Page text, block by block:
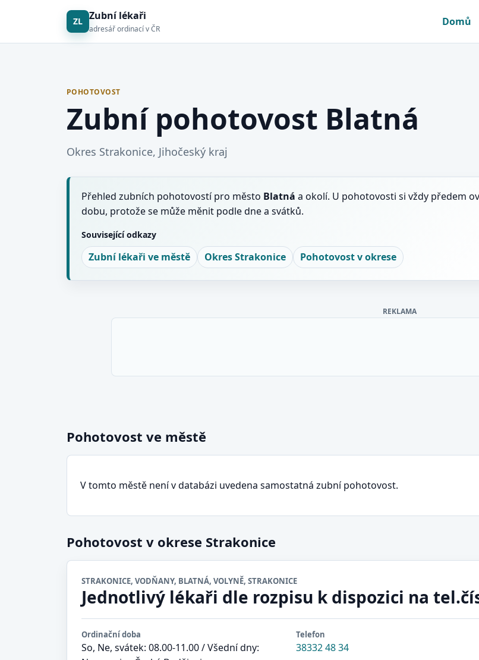
ZL Zubní lékaři
adresář ordinací v ČR
Domů
POHOTOVOST
Zubní pohotovost Blatná
Okres Strakonice, Jihočeský kraj
Přehled zubních pohotovostí pro město Blatná a okolí. U pohotovosti si vždy předem
dobu, protože se může měnit podle dne a svátků.
Související odkazy
Zubní lékaři ve městě Okres Strakonice Pohotovost v okrese
REKLAMA
Pohotovost ve městě
V tomto městě není v databázi uvedena samostatná zubní pohotovost.
Pohotovost v okrese Strakonice
STRAKONICE, VODŇANY, BLATNÁ, VOLYNĚ, STRAKONICE
Jednotlivý lékaři dle rozpisu k dispozici na
Ordinační doba
So, Ne, svátek: 08.00-11.00 / Všední dny:
Telefon
38332 48 34